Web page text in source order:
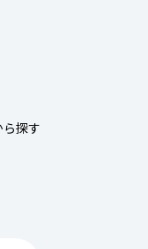
探す